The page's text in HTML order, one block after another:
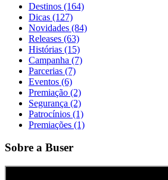
Destinos (164)
Dicas (127)
Novidades (84)
Releases (63)
Histórias (15)
Campanha (7)
Parcerias (7)
Eventos (6)
Premiação (2)
Segurança (2)
Patrocínios (1)
Premiações (1)
Sobre a Buser